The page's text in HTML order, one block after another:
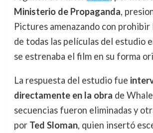
Ministerio de Propaganda,
Pictures amenazando con
de todas las películas del estudio
se estrenaba el film en su forma
La respuesta del estudio fue
directamente en la obra de
secuencias fueron eliminadas y
por Ted Sloman, quien insertó